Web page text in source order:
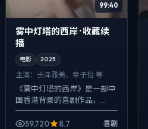
99:40
雾中灯塔的西岸 · 收藏续
播
电影 2025
主演： 长泽雅美、章子怡 等
《雾中灯塔的西岸》是一部中
国香港背景的喜剧作品，
2025年公映，由郭帆执导，
长泽雅美、章子怡、张译等主
59,720 8.7 喜剧